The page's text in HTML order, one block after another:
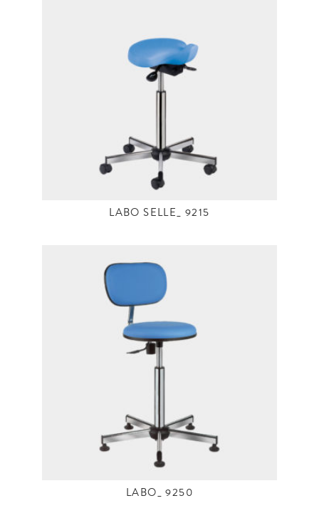
LABO SELLE_ 9215
LABO_ 9250